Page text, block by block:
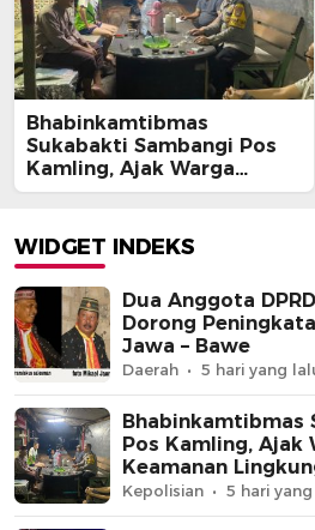
Bhabinkamtibmas
Sukabakti Sambangi Pos
Kamling, Ajak Warga
Tingkatkan Keamanan
Program Jaga Jakarta+
WIDGET INDEKS
Dua Anggota
Dorong
Jawa – Bawe
Daerah 5 hari yang
Bhabinkamtibmas
Pos Kamling, Ajak
Keamanan
Jaga Jakarta+
Kepolisian 5 hari